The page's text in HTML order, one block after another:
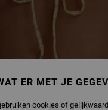
ER MET JE
cookies of